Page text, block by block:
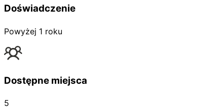
Doświadczenie
Powyżej 1 roku
Dostępne miejsca
5